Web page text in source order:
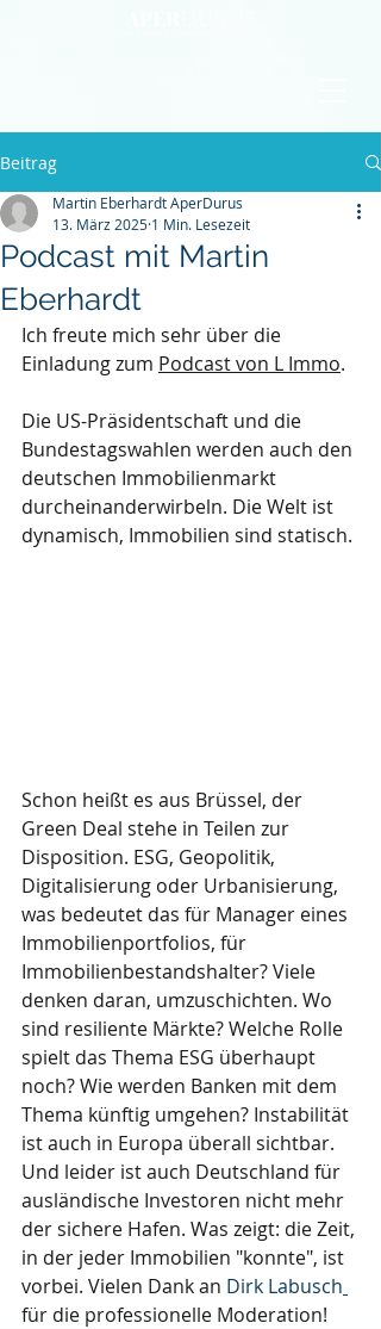
Beitrag
Podcast mit Martin
Eberhardt
Martin Eberhardt AperDurus
13. März 2025 1 Min. Lesezeit
Ich freute mich sehr über die
Einladung zum Podcast von L Immo.
Die US-Präsidentschaft und die
Bundestagswahlen werden auch den
deutschen Immobilienmarkt
durcheinanderwirbeln. Die Welt ist
dynamisch, Immobilien sind statisch.
Schon heißt es aus Brüssel, der
Green Deal stehe in Teilen zur
Disposition. ESG, Geopolitik,
Digitalisierung oder Urbanisierung,
was bedeutet das für Manager eines
Immobilienportfolios, für
Immobilienbestandshalter? Viele
denken daran, umzuschichten. Wo
sind resiliente Märkte? Welche Rolle
spielt das Thema ESG überhaupt
noch? Wie werden Banken mit dem
Thema künftig umgehen? Instabilität
ist auch in Europa überall sichtbar.
Und leider ist auch Deutschland für
ausländische Investoren nicht mehr
der sichere Hafen. Was zeigt: die Zeit,
in der jeder Immobilien "konnte", ist
vorbei. Vielen Dank an Dirk Labusch
für die professionelle Moderation!